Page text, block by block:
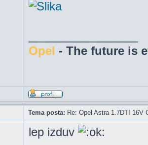
Opel - The future is
Tema posta: Re: Opel Astra 1.7DTI 16V
lep izduv